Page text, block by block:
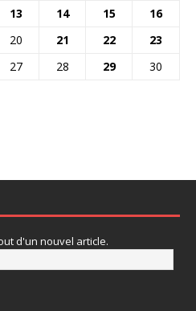
13 14 15
16
20 21 22
23
27 28 29 30
d'un nouvel article.